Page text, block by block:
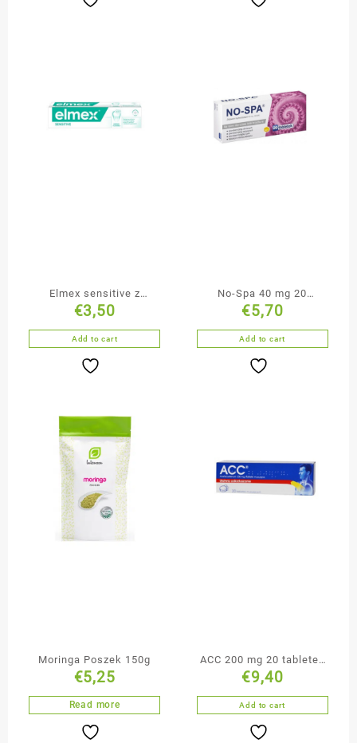
Elmex sensitive z
aminofluorkiem pasta do
zębów 75 ml
€3,50
Add to cart
No-Spa 40 mg 20
tabletek
€5,70
Add to cart
Moringa Poszek 150g
€5,25
Read more
ACC 200 mg 20 tabletek
musujących
€9,40
Add to cart